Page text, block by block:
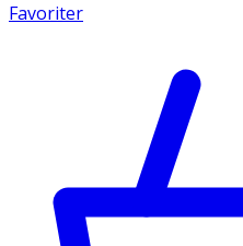
Favoriter